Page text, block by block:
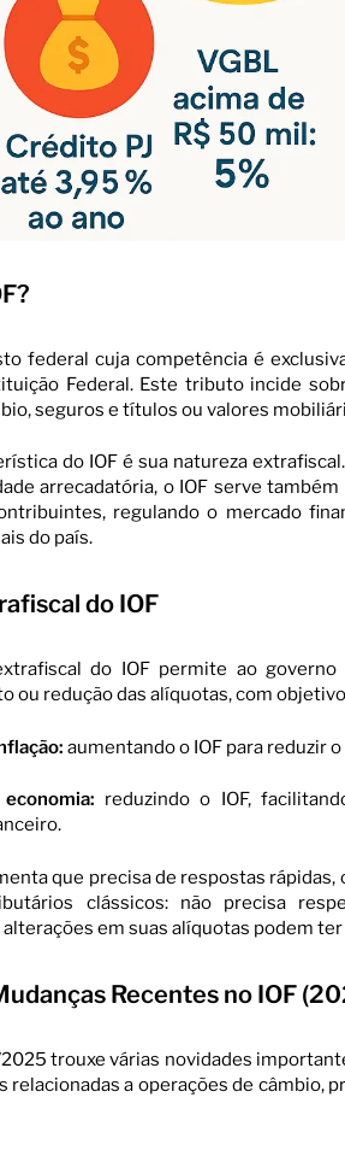
federal cuja competência é
Federal. Este tributo incide
seguros e títulos ou valores
do IOF é sua natureza
arrecadatória, o IOF serve
regulando o mercado
do país.
do IOF
do IOF permite ao governo
ou redução das alíquotas, com
aumentando o IOF para reduzir
reduzindo o IOF,
que precisa de respostas
clássicos: não precisa
em suas alíquotas podem
Recentes no IOF
trouxe várias novidades
relacionadas a operações de câmbio,